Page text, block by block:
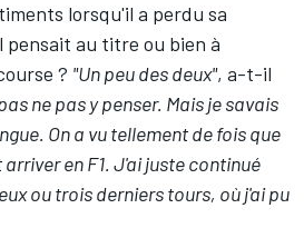
lorsqu'il a perdu sa
pensait au titre ou bien à
? "Un peu des deux", a-t-il
ne pas y penser. Mais je savais
On a vu tellement de fois que
en F1. J'ai juste continué
ou trois derniers tours, où j'ai pu